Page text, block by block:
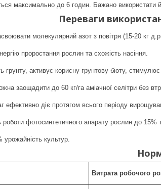
максимально до 6 годин. Бажано використати
Переваги
молекулярний азот з повітря (15-20 кг
проростання рослин та схожість насіння.
грунту, активує корисну грунтову біоту,
заощадити до 60 кг/га аміачної селітри без
ефективно діє протягом всього періоду
роботи фотосинтетичного апарату рослин до 15%
культур.
Витрата робочого